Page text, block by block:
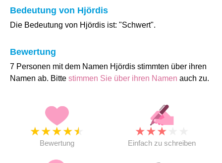
Bedeutung von Hjördis
Die Bedeutung von Hjördis ist: "Schwert".
Bewertung
7 Personen mit dem Namen Hjördis stimmten über ihren
Namen ab. Bitte stimmen Sie über ihren Namen auch zu.
★★★★★
Bewertung
★★★
Einfach zu schreiben